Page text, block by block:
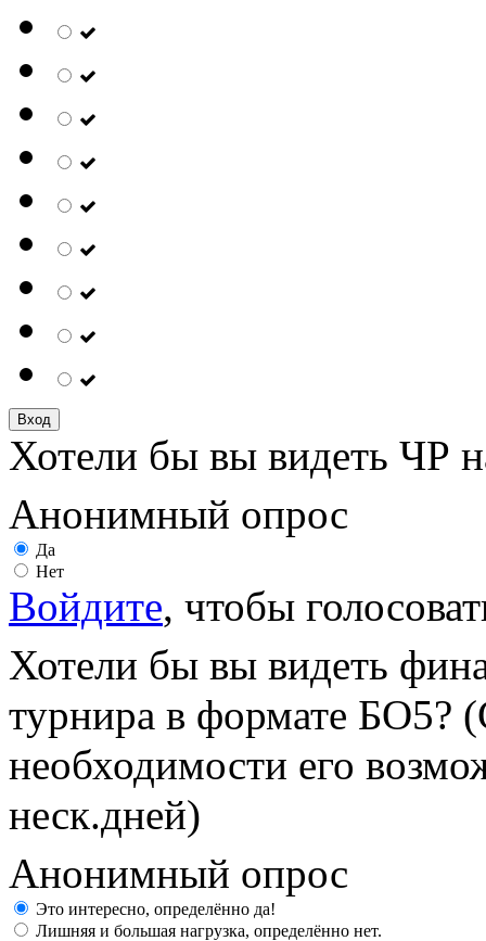
Вход
Хотели бы вы видеть ЧР
Анонимный опрос
Да
Нет
Войдите, чтобы
Хотели бы вы видеть
турнира в формате БО5?
необходимости его
неск.дней)
Анонимный опрос
Это интересно, определённо да!
Лишняя и большая нагрузка, определённо нет.